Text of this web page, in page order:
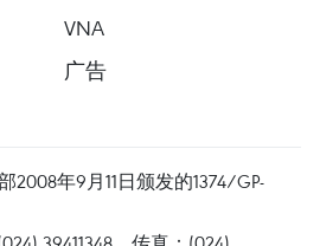
VNA
广告
年9月11日颁发的1374/GP-